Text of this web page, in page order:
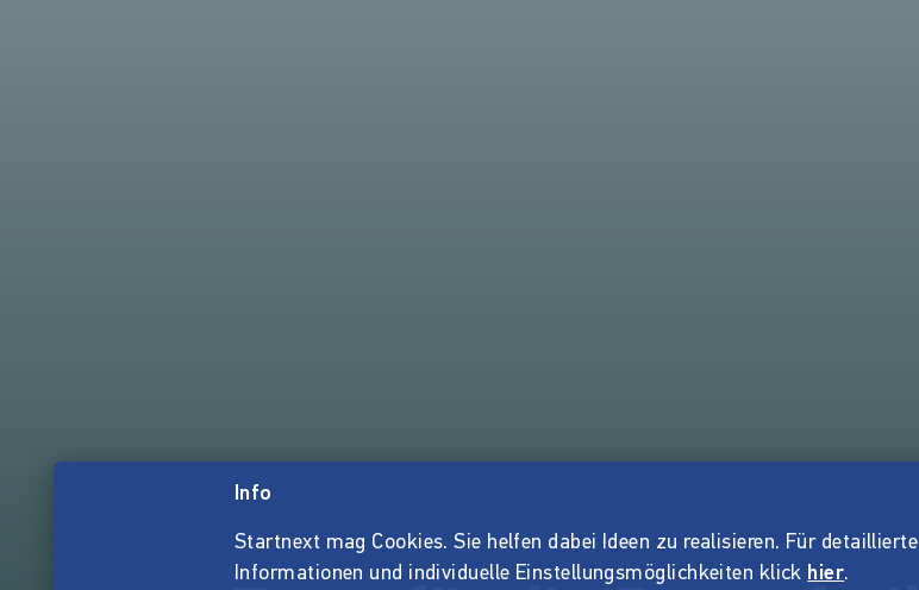
Info
Startnext mag Cookies. Sie helfen dabei Ideen zu realisieren. Für detaillierte
Informationen und individuelle Einstellungsmöglichkeiten klick hier.